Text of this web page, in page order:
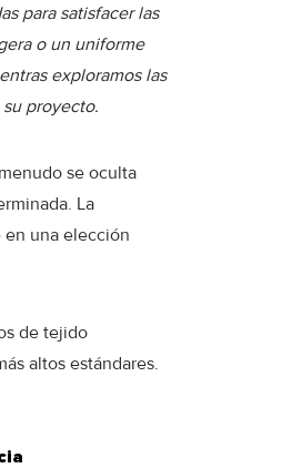
para satisfacer las
o un uniforme
exploramos las
proyecto.
se oculta
La
en una elección
de tejido
altos estándares.